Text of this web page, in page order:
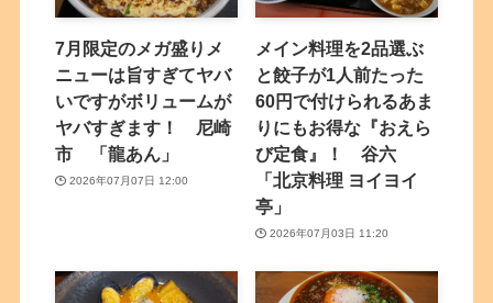
7月限定のメガ盛りメ
ニューは旨すぎてヤバ
いですがボリュームが
ヤバすぎます！ 尼崎
市 「龍あん」
2026年07月07日 12:00
メイン料理を2品選ぶ
と餃子が1人前たった
60円で付けられるあま
りにもお得な『おえら
び定食』！ 谷六
「北京料理 ヨイヨイ
亭」
2026年07月03日 11:20